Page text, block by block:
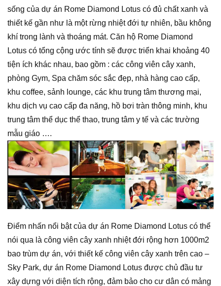
sống của dự án Rome Diamond Lotus có đủ chất xanh và
thiết kế gần như là một rừng nhiệt đới tự nhiên, bầu không
khí trong lành và thoáng mát. Căn hộ Rome Diamond
Lotus có tổng cộng ước tính sẽ được triển khai khoảng 40
tiện ích khác nhau, bao gồm : các công viên cây xanh,
phòng Gym, Spa chăm sóc sắc đẹp, nhà hàng cao cấp,
khu coffee, sảnh lounge, các khu trung tâm thương mại,
khu dịch vụ cao cấp đa năng, hồ bơi tràn thông minh, khu
trung tâm thể dục thể thao, trung tâm y tế và các trường
mẫu giáo ….
Điểm nhấn nổi bật của dự án Rome Diamond Lotus có thể
nói qua là công viên cây xanh nhiệt đới rộng hơn 1000m2
bao trùm dự án, với thiết kế công viên cây xanh trên cao –
Sky Park, dự án Rome Diamond Lotus được chủ đầu tư
xây dựng với diện tích rộng, đảm bảo cho cư dân có mảng